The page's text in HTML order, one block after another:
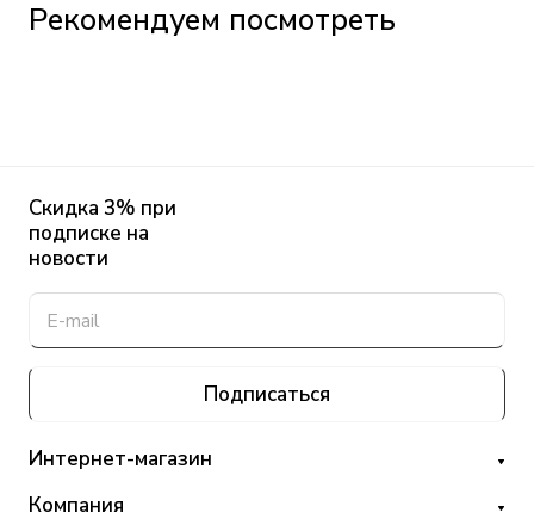
Рекомендуем посмотреть
Скидка 3% при
подписке на
новости
Подписаться
Интернет-магазин
Компания